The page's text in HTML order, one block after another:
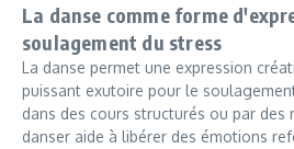
La danse comme forme
soulagement du stress
La danse permet une expression
puissant exutoire pour le
dans des cours structurés ou par des
danser aide à libérer des émotions